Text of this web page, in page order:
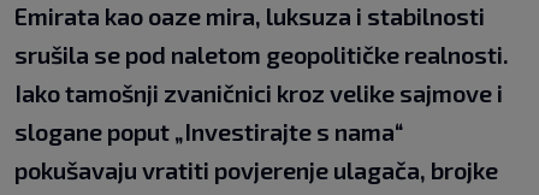
Emirata kao oaze mira, luksuza i stabilnosti
srušila se pod naletom geopolitičke realnosti.
Iako tamošnji zvaničnici kroz velike sajmove i
slogane poput „Investirajte s nama“
pokušavaju vratiti povjerenje ulagača, brojke